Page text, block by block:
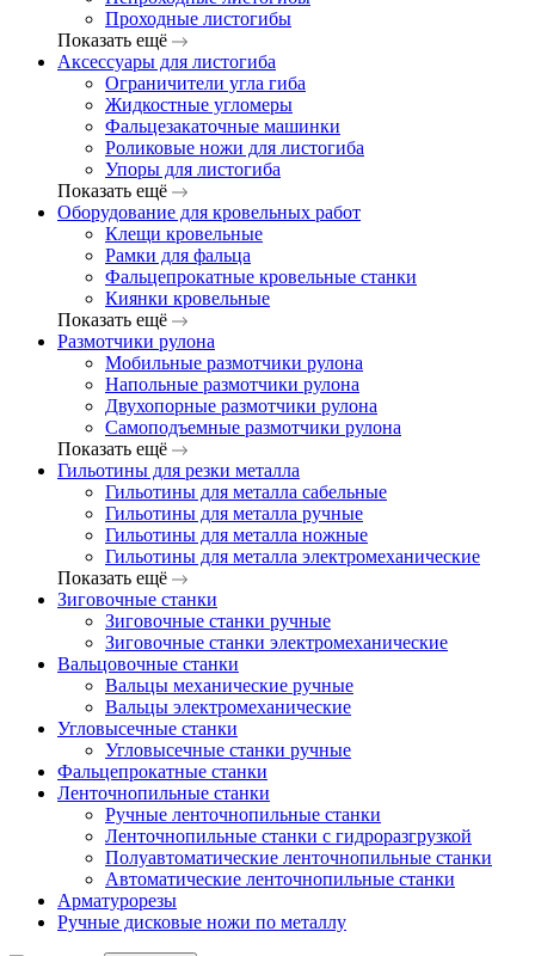
Проходные листогибы
Показать ещё
Аксессуары для листогиба
Ограничители угла гиба
Жидкостные угломеры
Фальцезакаточные машинки
Роликовые ножи для листогиба
Упоры для листогиба
Показать ещё
Оборудование для кровельных работ
Клещи кровельные
Рамки для фальца
Фальцепрокатные кровельные станки
Киянки кровельные
Показать ещё
Размотчики рулона
Мобильные размотчики рулона
Напольные размотчики рулона
Двухопорные размотчики рулона
Самоподъемные размотчики рулона
Показать ещё
Гильотины для резки металла
Гильотины для металла сабельные
Гильотины для металла ручные
Гильотины для металла ножные
Гильотины для металла электромеханические
Показать ещё
Зиговочные станки
Зиговочные станки ручные
Зиговочные станки электромеханические
Вальцовочные станки
Вальцы механические ручные
Вальцы электромеханические
Угловысечные станки
Угловысечные станки ручные
Фальцепрокатные станки
Ленточнопильные станки
Ручные ленточнопильные станки
Ленточнопильные станки с гидроразгрузкой
Полуавтоматические ленточнопильные станки
Автоматические ленточнопильные станки
Арматурорезы
Ручные дисковые ножи по металлу